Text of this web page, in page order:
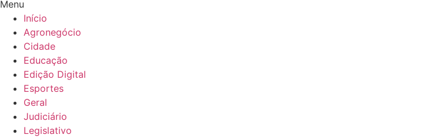
Menu
Início
Agronegócio
Cidade
Educação
Edição Digital
Esportes
Geral
Judiciário
Legislativo